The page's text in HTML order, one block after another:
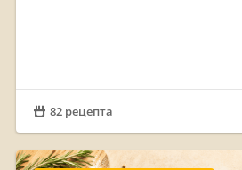
82 рецепта